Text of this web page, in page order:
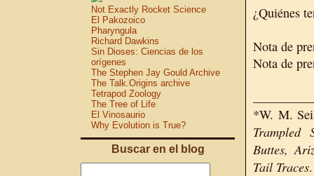
Not Exactly Rocket Science
El Pakozoico
Pharyngula
Richard Dawkins
Sin Dioses: Ciencias de los
orígenes
The Stephen Jay Gould Archive
The Talk.Origins archive
Tetrapod Zoology
The Tree of Life
El Vinosaurio
Why Evolution is True?
Buscar en el blog
¿Quiénes
Nota de
Nota de
*W. M.
Trampled
Buttes,
Tail Traces